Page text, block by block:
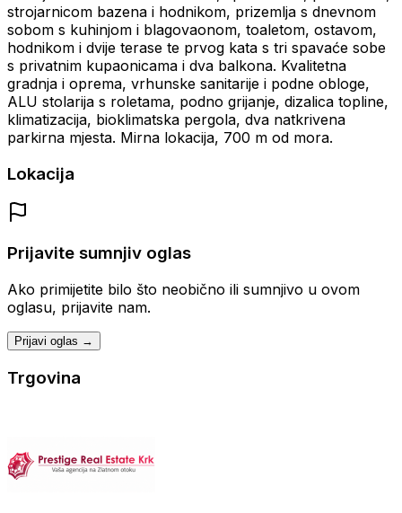
strojarnicom bazena i hodnikom, prizemlja s dnevnom
sobom s kuhinjom i blagovaonom, toaletom, ostavom,
hodnikom i dvije terase te prvog kata s tri spavaće sobe
s privatnim kupaonicama i dva balkona. Kvalitetna
gradnja i oprema, vrhunske sanitarije i podne obloge,
ALU stolarija s roletama, podno grijanje, dizalica topline,
klimatizacija, bioklimatska pergola, dva natkrivena
parkirna mjesta. Mirna lokacija, 700 m od mora.
Lokacija
Prijavite sumnjiv oglas
Ako primijetite bilo što neobično ili sumnjivo u ovom
oglasu, prijavite nam.
Prijavi oglas →
Trgovina